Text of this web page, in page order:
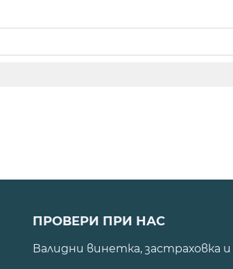
ПРОВЕРИ ПРИ НАС
Валидни винетка, застраховка и